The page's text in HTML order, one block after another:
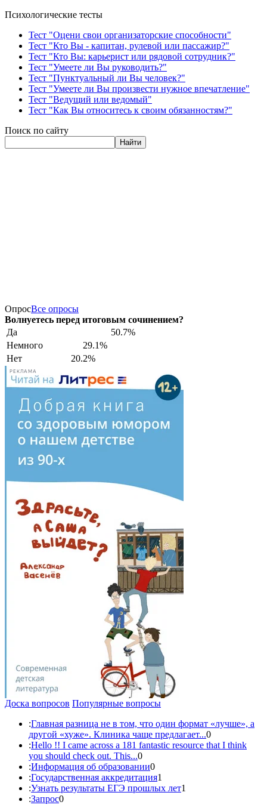
Психологические тесты
Тест "Оцени свои организаторские способности"
Тест "Кто Вы - капитан, рулевой или пассажир?"
Тест "Кто Вы: карьерист или рядовой сотрудник?"
Тест "Умеете ли Вы руководить?"
Тест "Пунктуальный ли Вы человек?"
Тест "Умеете ли Вы произвести нужное впечатление"
Тест "Ведущий или ведомый"
Тест "Как Вы относитесь к своим обязанностям?"
Поиск по сайту
Найти
ОпросВсе опросы
Волнуетесь перед итоговым сочинением?
Да
50.7%
Немного
29.1%
Нет
20.2%
РЕКЛАМА
Доска вопросов Популярные вопросы
:Главная разница не в том, что один формат «лучше», а
другой «хуже». Клиника чаще предлагает...0
:Hello !! I came across a 181 fantastic resource that I think
you should check out. This...0
:Информация об образовании0
:Государственная аккредитация1
:Узнать результаты ЕГЭ прошлых лет1
:Запрос0